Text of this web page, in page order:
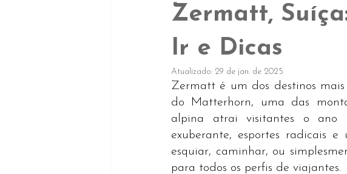
Zermatt,
Ir e Dicas
Atualizado: 29 de jan. de 2025
Zermatt é um dos destinos
do Matterhorn, uma das
alpina atrai visitantes o ano
exuberante, esportes radicais
esquiar, caminhar, ou
para todos os perfis de viajantes.